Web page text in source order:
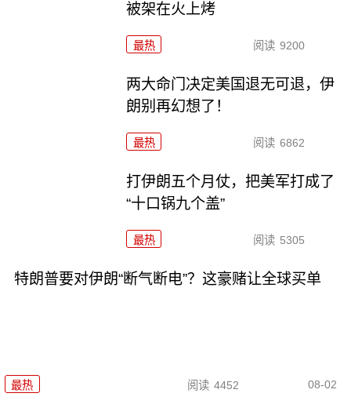
被架在火上烤
最热 阅读 9200
两大命门决定美国退无可退，伊
朗别再幻想了！
最热 阅读 6862
打伊朗五个月仗，把美军打成了
“十口锅九个盖”
最热 阅读 5305
特朗普要对伊朗“断气断电”？这豪赌让全球买单
最热 阅读 4452 08-02